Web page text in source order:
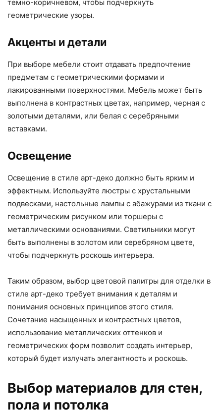
темно-коричневом, чтобы подчеркнуть
геометрические узоры.
Акценты и детали
При выборе мебели стоит отдавать предпочтение
предметам с геометрическими формами и
лакированными поверхностями. Мебель может быть
выполнена в контрастных цветах, например, черная с
золотыми деталями, или белая с серебряными
вставками.
Освещение
Освещение в стиле арт-деко должно быть ярким и
эффектным. Используйте люстры с хрустальными
подвесками, настольные лампы с абажурами из ткани с
геометрическим рисунком или торшеры с
металлическими основаниями. Светильники могут
быть выполнены в золотом или серебряном цвете,
чтобы подчеркнуть роскошь интерьера.
Таким образом, выбор цветовой палитры для отделки в
стиле арт-деко требует внимания к деталям и
понимания основных принципов этого стиля.
Сочетание насыщенных и контрастных цветов,
использование металлических оттенков и
геометрических форм позволит создать интерьер,
который будет излучать элегантность и роскошь.
Выбор материалов для стен,
пола и потолка